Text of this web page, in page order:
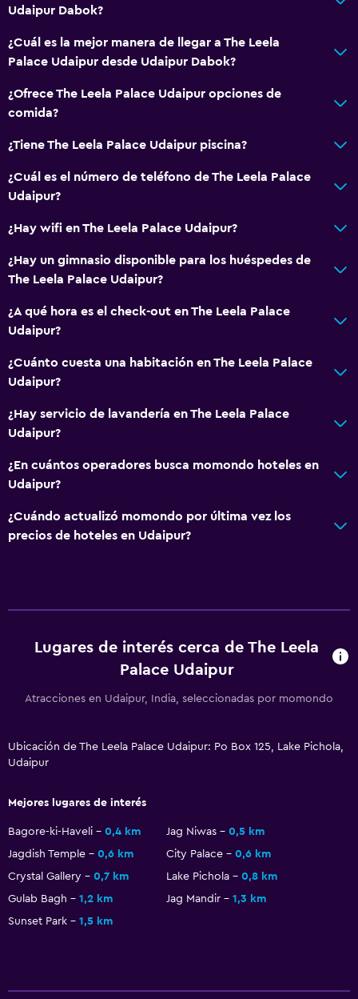
Spa
Piscina al aire libre
Piscina con vista
Vapor
Masajes
Sauna
Actividades
Ecoturismo
Juegos de mesa/rompecabezas
Clases de cocina
Compras
General
Espacio de almacenamiento
Habitaciones insonorizadas
Servicios básicos
Wifi disponible en todas las instalaciones
Extinguidor
Artículos de aseo gratis
Alarma de humo
Calefacción
Udaipur Dabok?
¿Cuál es la mejor manera de llegar a The Leela
Palace Udaipur desde Udaipur Dabok?
¿Ofrece The Leela Palace Udaipur opciones de
comida?
¿Tiene The Leela Palace Udaipur piscina?
¿Cuál es el número de teléfono de The Leela Palace
Udaipur?
¿Hay wifi en The Leela Palace Udaipur?
¿Hay un gimnasio disponible para los huéspedes de
The Leela Palace Udaipur?
¿A qué hora es el check-out en The Leela Palace
Udaipur?
¿Cuánto cuesta una habitación en The Leela Palace
Udaipur?
¿Hay servicio de lavandería en The Leela Palace
Udaipur?
¿En cuántos operadores busca momondo hoteles en
Udaipur?
¿Cuándo actualizó momondo por última vez los
precios de hoteles en Udaipur?
Lugares de interés cerca de The Leela
Palace Udaipur
Atracciones en Udaipur, India, seleccionadas por momondo
Ubicación de The Leela Palace Udaipur: Po Box 125, Lake Pichola,
Udaipur
Mejores lugares de interés
Bagore-ki-Haveli 0,4 km Jag Niwas
0,5 km
Jagdish Temple
0,6 km City Palace
0,6 km
Crystal Gallery
0,7 km Lake Pichola
0,8 km
Gulab Bagh
1,2 km Jag Mandir
1,3 km
Sunset Park
1,5 km